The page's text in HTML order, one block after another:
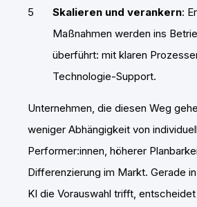
Skalieren und verankern:
Maßnahmen werden ins
überführt: mit klaren
Technologie-Support.
Unternehmen, die diesen Weg
weniger Abhängigkeit von
Performer:innen, höherer
Differenzierung im Markt. Gerade
KI die Vorauswahl trifft,